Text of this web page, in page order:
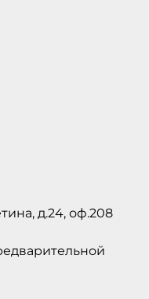
д.24, оф.208